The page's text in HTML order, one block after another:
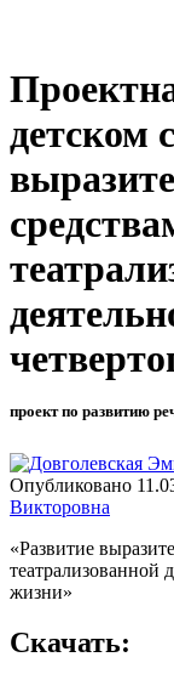
детском
проект по развитию
Опубликовано
Викторовна
«Развитие
театрализованной
жизни»
Скачать: